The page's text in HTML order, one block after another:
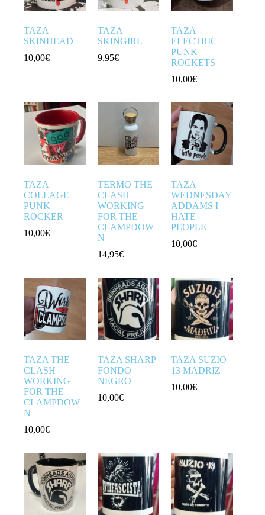
TAZA
SKINHEAD
10,00€
TAZA
SKINGIRL
9,95€
TAZA
ELECTRIC
PUNK
ROCKETS
10,00€
TAZA
COLLAGE
PUNK
ROCKER
10,00€
TERMO THE
CLASH
WORKING
FOR THE
CLAMPDOW
N
14,95€
TAZA
WEDNESDAY
ADDAMS I
HATE
PEOPLE
10,00€
TAZA THE
CLASH
WORKING
FOR THE
CLAMPDOW
N
10,00€
TAZA SHARP
FONDO
NEGRO
10,00€
TAZA SUZIO
13 MADRIZ
10,00€